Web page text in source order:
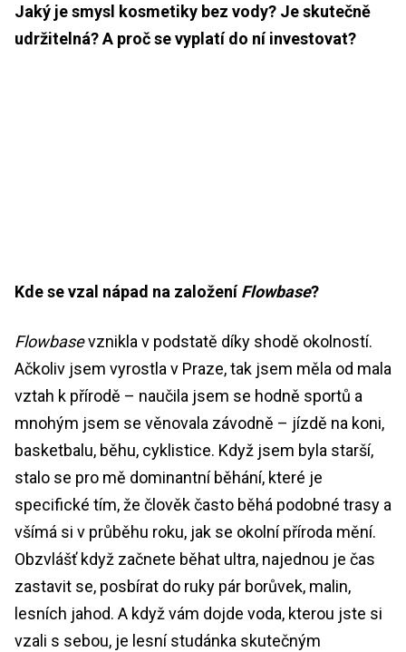
Jaký je smysl kosmetiky bez vody? Je skutečně
udržitelná? A proč se vyplatí do ní investovat?
Kde se vzal nápad na založeníFlowbase?
Flowbasevznikla v podstatě díky shodě okolností.
Ačkoliv jsem vyrostla v Praze, tak jsem měla od mala
vztah k přírodě – naučila jsem se hodně sportů a
mnohým jsem se věnovala závodně – jízdě na koni,
basketbalu, běhu, cyklistice. Když jsem byla starší,
stalo se pro mě dominantní běhání, které je
specifické tím, že člověk často běhá podobné trasy a
všímá si v průběhu roku, jak se okolní příroda mění.
Obzvlášť když začnete běhat ultra, najednou je čas
zastavit se, posbírat do ruky pár borůvek, malin,
lesních jahod. A když vám dojde voda, kterou jste si
vzali s sebou, je lesní studánka skutečným